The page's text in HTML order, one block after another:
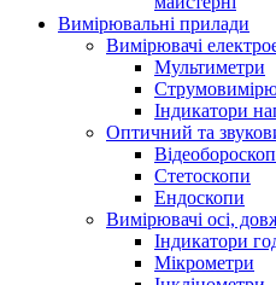
Вимірювальні прилади
Вимірювачі
Мультиметри
Індикатори
Оптичний та
Стетоскопи
Ендоскопи
Вимірювачі осі,
Індикатори
Мікрометри